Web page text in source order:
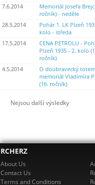
7.6.2014
Memoriál Josefa
ročník) - neděle
28.5.2014
Pohár 1. LK Plzeň
kolo - středa
17.5.2014
CENA PETROLU -
Plzeň 1935 - 2. kolo
ročník)
4.5.2014
O doubravecký
memoriál Vladimíra
(16. ročník)
Nejsou další výsledky
RCHERZ
About Us
Contact Us
Terms and Conditions